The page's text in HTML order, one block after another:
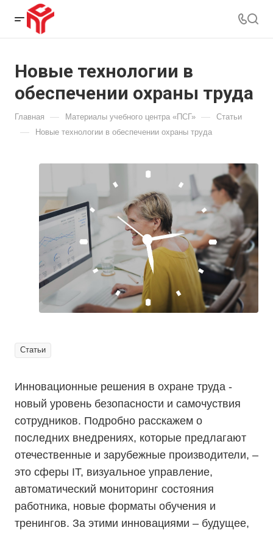
Новые технологии в
обеспечении охраны труда
Главная — Материалы учебного центра «ПСГ» — Статьи
— Новые технологии в обеспечении охраны труда
Статьи
Инновационные решения в охране труда -
новый уровень безопасности и самочуствия
сотрудников. Подробно расскажем о
последних внедрениях, которые предлагают
отечественные и зарубежные производители, –
это сферы IT, визуальное управление,
автоматический мониторинг состояния
работника, новые форматы обучения и
тренингов. За этими инновациями – будущее,